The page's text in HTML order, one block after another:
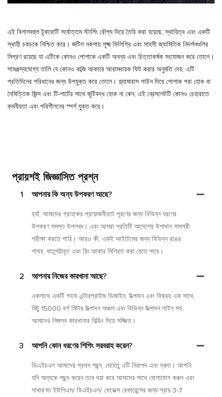
এই বিলাসবহুল টুকরোটি সর্বোত্তম স্টার্লিং রৌপ্য দিয়ে তৈরি করা হয়েছে, স্থায়িত্ব এবং একটি
স্থায়ী চকচকে নিশ্চিত করে। জটিল নকশায় সূক্ষ্ম ফিলিগ্রি এবং সাহসী জ্যামিতিক নিদর্শনগুলির
মিশ্রণ রয়েছে যা এটিকে কোনও পোশাকে একটি অনন্য এবং চিত্তাকর্ষক সংযোজন করে তোলে।
সামঞ্জস্যযোগ্য তালি যে কোনও কব্জি আকারে আরামদায়ক ফিট করার অনুমতি দেয়, এটি
প্রতিদিনের পরিধানের জন্য উপযুক্ত করে তোলে। গ্ল্যামারাস গাউন দিয়ে পোশাক পরা হোক বা
নৈমিত্তিক জিন্স এবং টি-শার্টের সাথে জুটিবদ্ধ হোক না কেন, এই ব্রেসলেটটি কোনও চেহারাতে
কমনীয়তা এবং পরিশীলনের স্পর্শ যুক্ত করে।
প্রায়শই জিজ্ঞাসিত প্রশ্ন
1 আপনার কি অন্য উপকরণ আছে?
হ্যাঁ, আমাদের গ্রাহকের প্রয়োজনীয়তা পূরণের জন্য বিভিন্ন ধরণের
উপকরণ সমস্ত উপলব্ধ। এবং আমরা প্রতিটি আদেশের উপাদান সামগ্রী
পরীক্ষা করতে পারি। আরও কী, একই আইটেমের জন্য বিভিন্ন রঙের
পাথর, ধাতুপট্টাবৃত এবং রিং আকার মিশ্রিত করা যেতে পারে।
2 আপনার নিজের কারখানা আছে?
একসাথে একটি গহনা এন্টারপ্রাইজ ডিজাইন, উত্পাদন এবং বিক্রয় এক সাথে,
মিটু 15000 বর্গ মিটার উত্পাদন অঞ্চল এবং বিভিন্ন উত্পাদন লাইন সহ
আমাদের নিজস্ব কারখানার বিল্ডিং দিয়ে সজ্জিত।
3 আপনি কোন ধরণের শিপিং সরবরাহ করেন?
ডিএইচএল আমাদের প্রথম পছন্দ, যেহেতু এটি নিরাপদ এবং দ্রুত। আপনি
যদি অন্যকে পছন্দ করেন তবে দয়া করে আমাদের সাথে যোগাযোগ করুন এবং
সাধারণত ইউপিএস/ ডিএইচএল/ ফেডেক্স রেফারেন্সের জন্য প্রায় 3-7